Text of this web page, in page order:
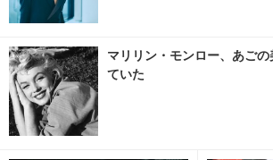
マリリン・モンロー、あご
ていた